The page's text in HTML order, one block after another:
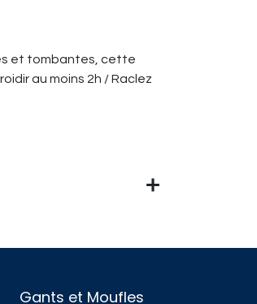
et tombantes, cette
au moins 2h / Raclez
Gants et Moufles